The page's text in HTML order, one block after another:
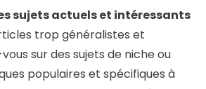
sujets actuels et intéressants
trop généralistes et
sur des sujets de niche ou
populaires et spécifiques à